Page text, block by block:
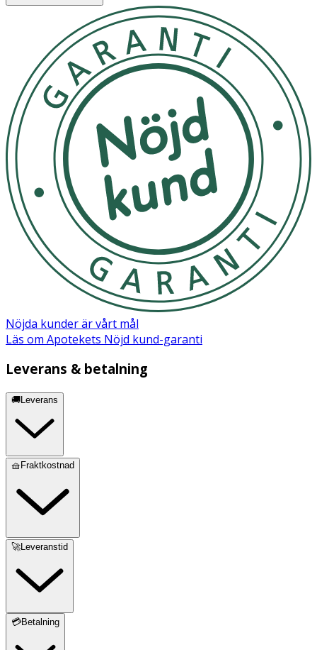
Nöjda kunder är vårt mål
Läs om Apotekets Nöjd kund-garanti
Leverans & betalning
🚚Leverans
🧺Fraktkostnad
🚀Leveranstid
💳Betalning